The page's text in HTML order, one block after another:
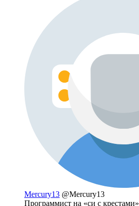
Mercury13 @Mercury13
Программист на «си с